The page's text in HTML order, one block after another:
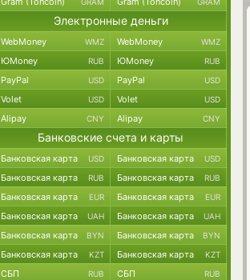
Электронные деньги
WebMoney WMZ WebMoney WMZ
ЮMoney RUB ЮMoney RUB
PayPal USD PayPal USD
Volet USD Volet USD
Alipay CNY Alipay CNY
Банковские счета и карты
Банковская карта USD Банковская карта USD
Банковская карта RUB Банковская карта RUB
Банковская карта EUR Банковская карта EUR
Банковская карта UAH Банковская карта UAH
Банковская карта BYN Банковская карта BYN
Банковская карта KZT Банковская карта KZT
СБП RUB СБП RUB